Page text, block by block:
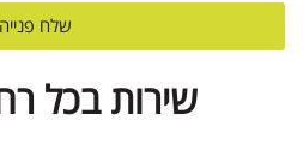
שלח פנייה
שירות בכל